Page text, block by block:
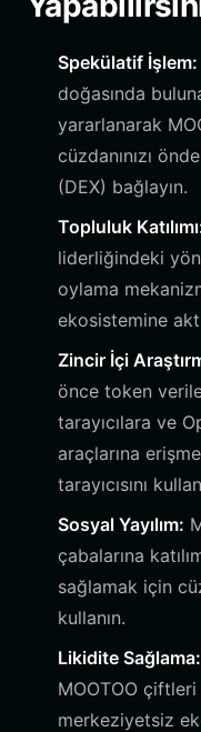
Spekülatif İşlem:
doğasında
yararlanarak
cüzdanınızı
(DEX) bağlayın.
Topluluk
liderliğindeki
oylama
ekosistemine
Zincir İçi
önce token
tarayıcılara ve
araçlarına
tarayıcısını
Sosyal Yayılım:
çabalarına
sağlamak için
kullanın.
Likidite Sağlama:
MOOTOO
merkeziyetsiz